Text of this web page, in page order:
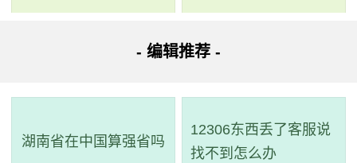
- 编辑推荐 -
湖南省在中国算强省吗
12306东西丢了客服说
找不到怎么办